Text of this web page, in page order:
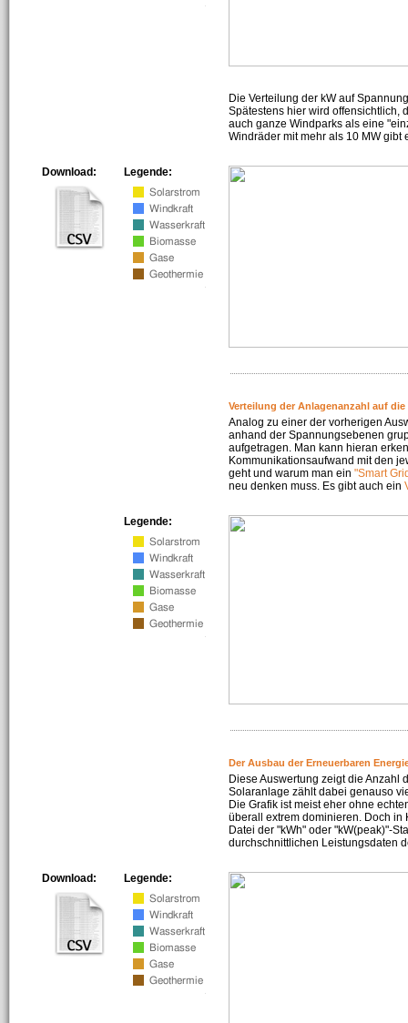
Die Verteilung der kW auf
Spätestens hier wird offensichtlich,
auch ganze Windparks als eine
Windräder mit mehr als 10 MW gibt
Legende:
Download:
Verteilung der Anlagenanzahl auf die
Analog zu einer der vorherigen
anhand der Spannungsebenen
aufgetragen. Man kann hieran
Kommunikationsaufwand mit den
geht und warum man ein "Smart
neu denken muss. Es gibt auch ein
Legende:
Der Ausbau der Erneuerbaren
Diese Auswertung zeigt die Anzahl
Solaranlage zählt dabei genauso
Die Grafik ist meist eher ohne
überall extrem dominieren. Doch in
Datei der "kWh" oder "kW(peak)"-
durchschnittlichen Leistungsdaten
Legende:
Download: